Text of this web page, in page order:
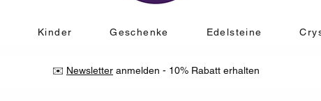
Kinder Geschenke Edelsteine
✉️ Newsletter anmelden - 10% Rabatt erhalten